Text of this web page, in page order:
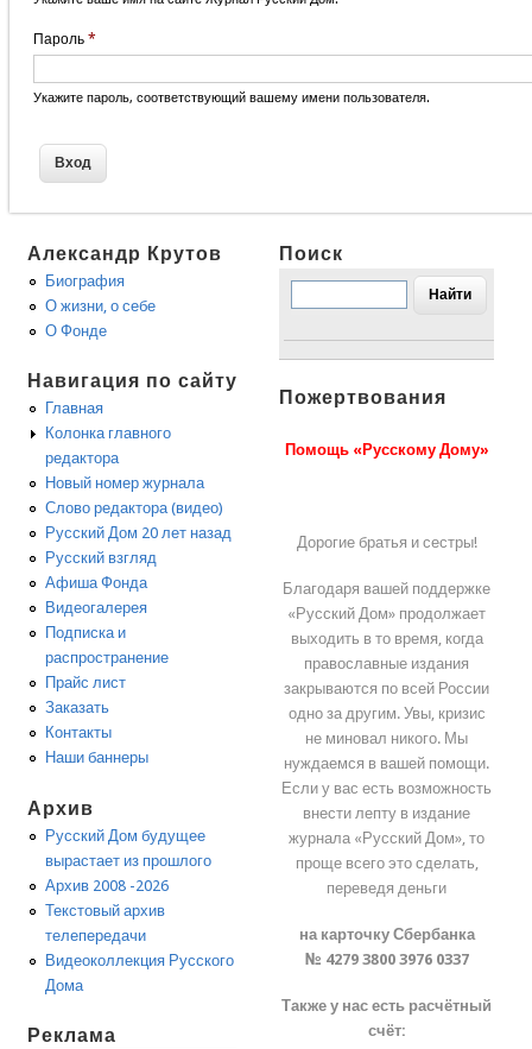
Пароль *
Укажите пароль, соответствующий вашему имени пользователя.
Александр Крутов
Биография
О жизни, о себе
О Фонде
Навигация по сайту
Главная
Колонка главного
редактора
Новый номер журнала
Слово редактора (видео)
Русский Дом 20 лет назад
Русский взгляд
Афиша Фонда
Видеогалерея
Подписка и
распространение
Прайс лист
Заказать
Контакты
Наши баннеры
Архив
Русский Дом будущее
вырастает из прошлого
Архив 2008 -2026
Текстовый архив
телепередачи
Видеоколлекция Русского
Дома
Реклама
Поиск
Пожертвования
Помощь «Русскому Дому»
Дорогие братья и сестры!
Благодаря вашей поддержке
«Русский Дом» продолжает
выходить в то время, когда
православные издания
закрываются по всей России
одно за другим. Увы, кризис
не миновал никого. Мы
нуждаемся в вашей помощи.
Если у вас есть возможность
внести лепту в издание
журнала «Русский Дом», то
проще всего это сделать,
переведя деньги
на карточку Сбербанка
№ 4279 3800 3976 0337
Также у нас есть расчётный
счёт: